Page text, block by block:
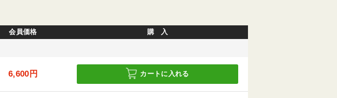
会員価格 購 入
6,600円 カートに入れる